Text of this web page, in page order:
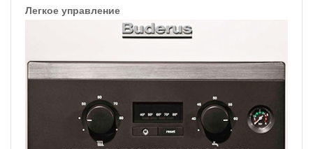
Легкое управление